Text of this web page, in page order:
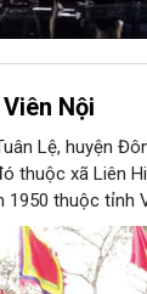
Nội
Lệ, huyện
thuộc xã Liên
1950 thuộc tỉnh
Hà Nội. Năm
7/2025 thuộc xã
là Đống Băng và